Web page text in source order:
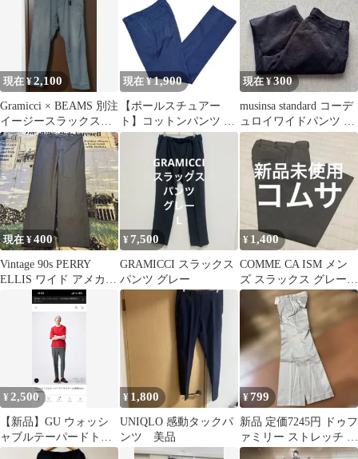
現在 ¥2,100
Gramicci × BEAMS 別注
イージースラックス
【M】グレー
現在 ¥1,900
【ポールスチュアー
ト】コットンパンツ ス
ラックス 76 インディ
ゴ バーズアイ
現在 ¥300
musinsa standard コーデ
ュロイワイドパンツ 36
XL 茶
現在 ¥400
Vintage 90s PERRY
ELLIS ワイド アメカジ
スラックス
¥ 7,500
GRAMICCI スラックス
パンツ グレー
¥ 1,400
COMME CA ISM メン
ズ スラックス グレー S
サイズ
¥ 2,500
【新品】GU ウォッシ
ャブルテーパードトラ
¥ 1,800
UNIQLO 感動タックパ
ンツ 美品
¥799
新品 定価7245円 ドゥフ
ァミリー ストレッチ ス
ラックス ベージュ